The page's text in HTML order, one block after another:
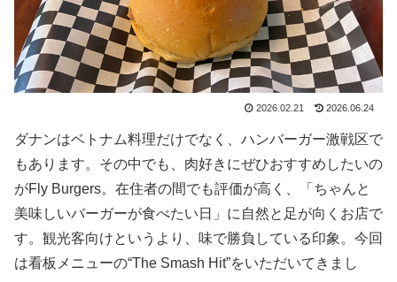
2026.02.21 2026.06.24
ダナンはベトナム料理だけでなく、ハンバーガー激戦区で
もあります。その中でも、肉好きにぜひおすすめしたいの
がFly Burgers。在住者の間でも評価が高く、「ちゃんと
美味しいバーガーが食べたい日」に自然と足が向くお店で
す。観光客向けというより、味で勝負している印象。今回
は看板メニューの“The Smash Hit”をいただいてきまし